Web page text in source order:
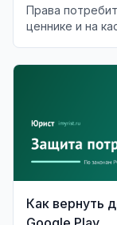
Права
ценнике и на
Как вернуть